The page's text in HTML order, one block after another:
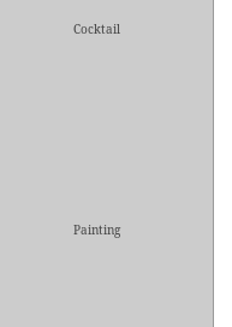
Cocktail
Painting